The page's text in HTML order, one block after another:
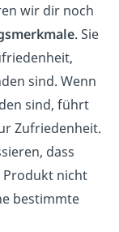
wir dir noch
. Sie
sind. Wenn
sind, führt
Zufriedenheit.
dass
Produkt nicht
bestimmte